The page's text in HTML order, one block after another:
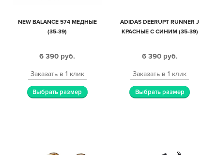
NEW BALANCE 574 МЕДНЫЕ
(35-39)
6 390 руб.
Заказать в 1 клик
Выбрать размер
ADIDAS DEERUPT RUNNER J
КРАСНЫЕ С СИНИМ (35-39)
6 390 руб.
Заказать в 1 клик
Выбрать размер